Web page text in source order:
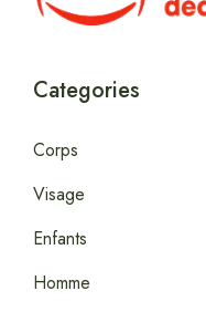
Categories
Corps
Visage
Enfants
Homme